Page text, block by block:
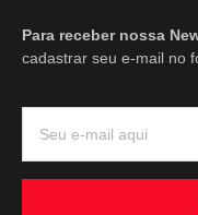
Para receber nossa
cadastrar seu e-mail no